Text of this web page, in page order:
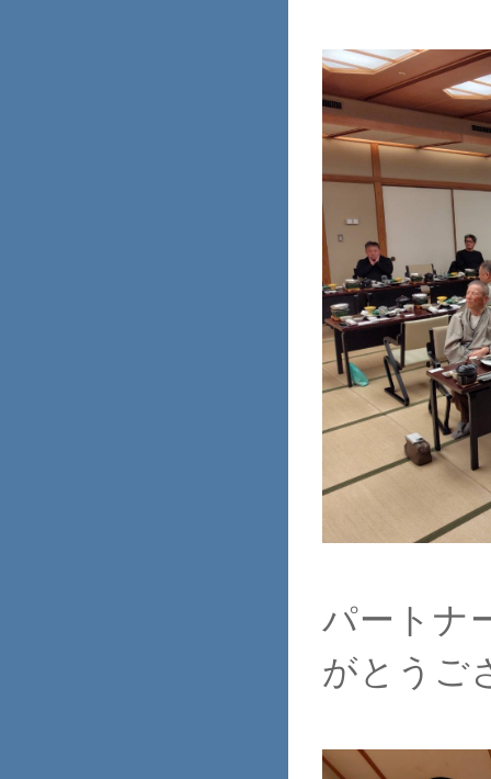
パートナ
がとうご